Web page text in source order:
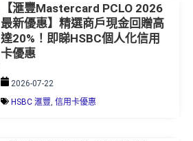
【滙豐Mastercard PCLO 2026
最新優惠】精選商戶現金回贈高
達20%！即睇HSBC個人化信用
卡優惠
2026-07-22
HSBC 滙豐 信用卡優惠